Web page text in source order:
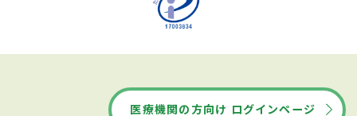
医療機関の方向け ログインページ